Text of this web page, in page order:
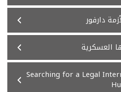
دارفور
العسكرية
Searching for a Legal